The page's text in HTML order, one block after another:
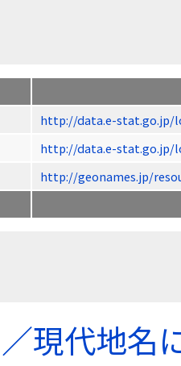
http://data.e-stat.go.jp/
http://data.e-stat.go.jp/
http://geonames.jp/
現代地名